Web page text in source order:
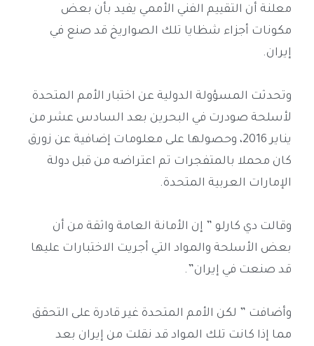
معلنة أن التقييم الفني الأممي يفيد بأن بعض
مكونات أجزاء شظايا تلك الصواريخ قد صنع في
إيران.
وتحدثت المسؤولة الدولية عن اختبار الأمم المتحدة
لأسلحة صودرت في البحرين بعد السادس عشر من
يناير 2016، وحصولها على معلومات إضافية عن زورق
كان محملا بالمتفجرات تم اعتراضه من قبل دولة
الإمارات العربية المتحدة.
وقالت دي كارلو ” إن الأمانة العامة واثقة من أن
بعض الأسلحة والمواد التي أجريت الاختبارات عليها
قد صنعت في إيران”.
وأضافت ” لكن الأمم المتحدة غير قادرة على التحقق
مما إذا كانت تلك المواد قد نقلت من إيران بعد